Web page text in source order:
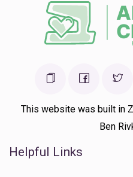
This website was built in
Ben
Helpful Links